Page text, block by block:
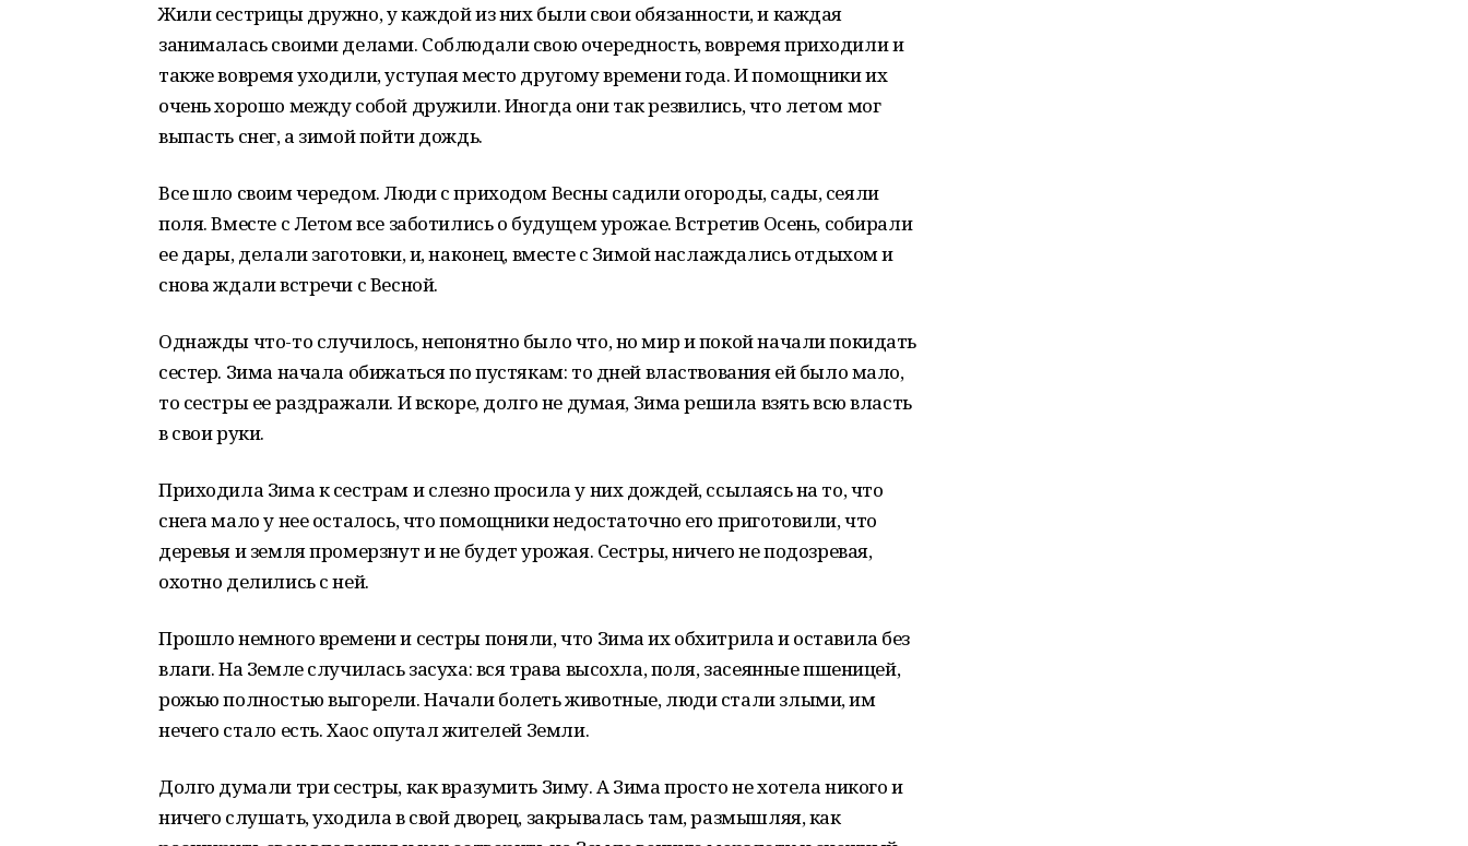
Жили сестрицы дружно, у каждой из них были свои обязанности, и каждая
занималась своими делами. Соблюдали свою очередность, вовремя приходили и
также вовремя уходили, уступая место другому времени года. И помощники их
очень хорошо между собой дружили. Иногда они так резвились, что летом мог
выпасть снег, а зимой пойти дождь.
Все шло своим чередом. Люди с приходом Весны садили огороды, сады, сеяли
поля. Вместе с Летом все заботились о будущем урожае. Встретив Осень, собирали
ее дары, делали заготовки, и, наконец, вместе с Зимой наслаждались отдыхом и
снова ждали встречи с Весной.
Однажды что-то случилось, непонятно было что, но мир и покой начали покидать
сестер. Зима начала обижаться по пустякам: то дней властвования ей было мало,
то сестры ее раздражали. И вскоре, долго не думая, Зима решила взять всю власть
в свои руки.
Приходила Зима к сестрам и слезно просила у них дождей, ссылаясь на то, что
снега мало у нее осталось, что помощники недостаточно его приготовили, что
деревья и земля промерзнут и не будет урожая. Сестры, ничего не подозревая,
охотно делились с ней.
Прошло немного времени и сестры поняли, что Зима их обхитрила и оставила без
влаги. На Земле случилась засуха: вся трава высохла, поля, засеянные пшеницей,
рожью полностью выгорели. Начали болеть животные, люди стали злыми, им
нечего стало есть. Хаос опутал жителей Земли.
Долго думали три сестры, как вразумить Зиму. А Зима просто не хотела никого и
ничего слушать, уходила в свой дворец, закрывалась там, размышляя, как